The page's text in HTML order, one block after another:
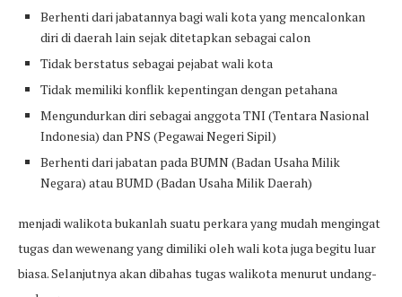
Berhenti dari jabatannya bagi wali kota yang mencalonkan
diri di daerah lain sejak ditetapkan sebagai calon
Tidak berstatus sebagai pejabat wali kota
Tidak memiliki konflik kepentingan dengan petahana
Mengundurkan diri sebagai anggota TNI (Tentara Nasional
Indonesia) dan PNS (Pegawai Negeri Sipil)
Berhenti dari jabatan pada BUMN (Badan Usaha Milik
Negara) atau BUMD (Badan Usaha Milik Daerah)
menjadi walikota bukanlah suatu perkara yang mudah mengingat
tugas dan wewenang yang dimiliki oleh wali kota juga begitu luar
biasa. Selanjutnya akan dibahas tugas walikota menurut undang-